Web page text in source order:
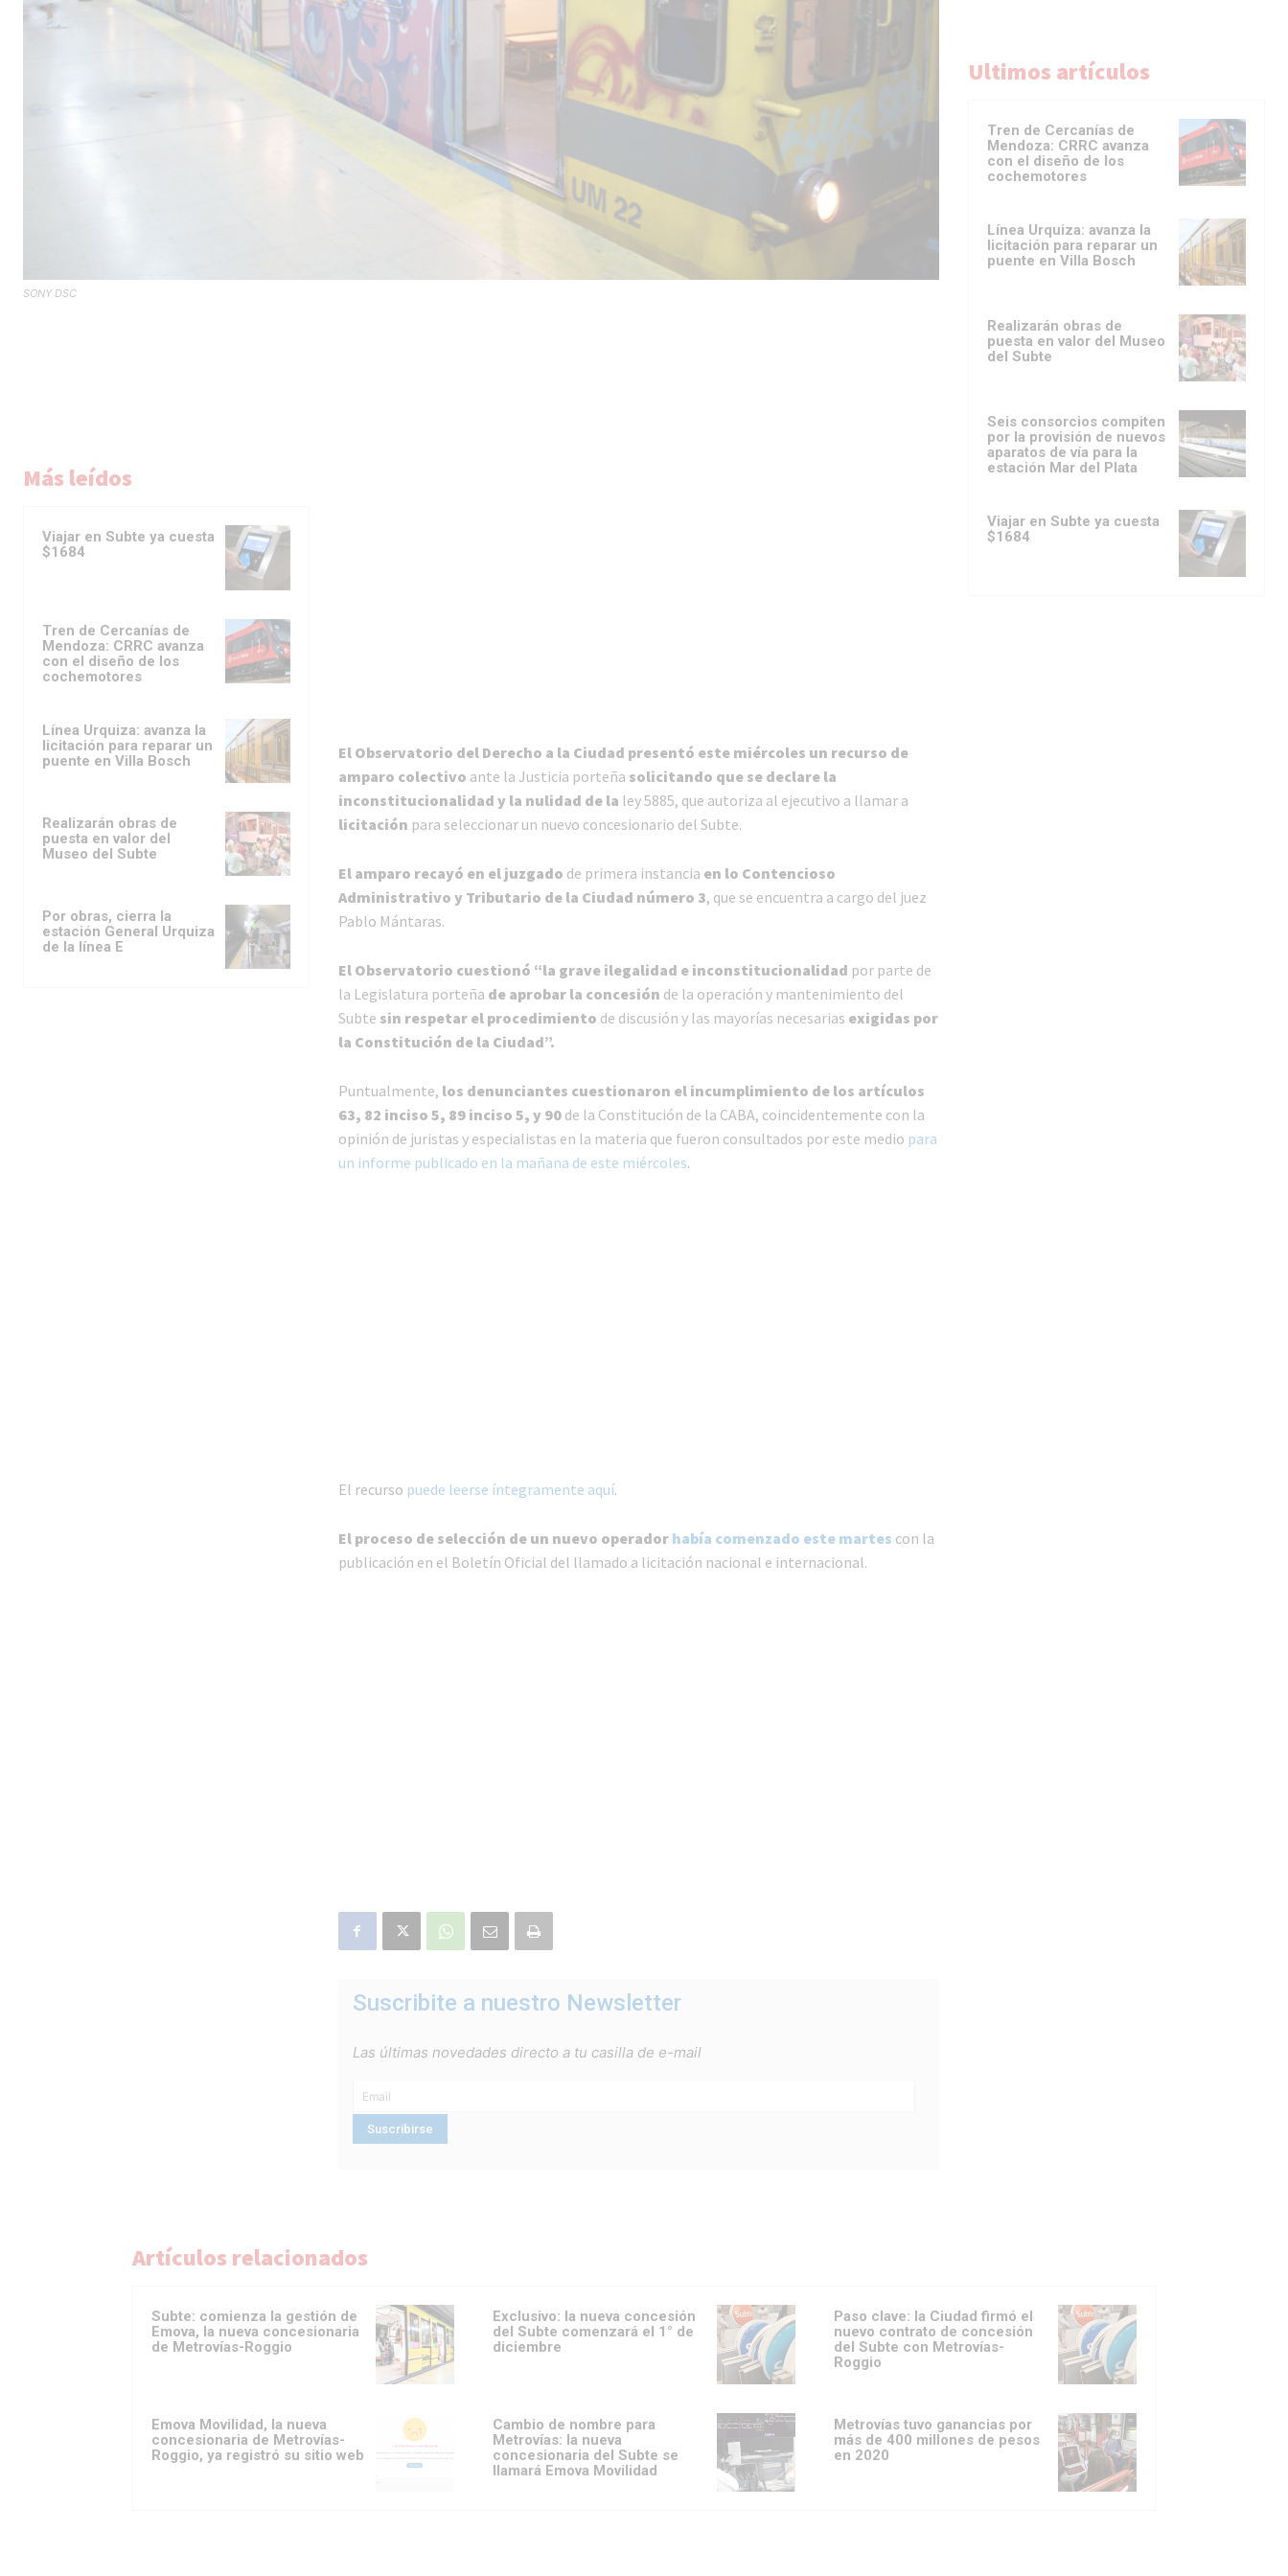
SONY DSC
Más leídos
Viajar en Subte ya cuesta
$1684
Tren de Cercanías de
Mendoza: CRRC avanza
con el diseño de los
cochemotores
Línea Urquiza: avanza la
licitación para reparar un
puente en Villa Bosch
Realizarán obras de
puesta en valor del
Museo del Subte
Por obras, cierra la
estación General Urquiza
de la línea E
El Observatorio del Derecho a la Ciudad presentó este miércoles un recurso de
amparo colectivo ante la Justicia porteña solicitando que se declare la
inconstitucionalidad y la nulidad de la ley 5885, que autoriza al ejecutivo a llamar a
licitación para seleccionar un nuevo concesionario del Subte.
El amparo recayó en el juzgado de primera instancia en lo Contencioso
Administrativo y Tributario de la Ciudad número 3, que se encuentra a cargo del juez
Pablo Mántaras.
El Observatorio cuestionó “la grave ilegalidad e inconstitucionalidad por parte de
la Legislatura porteña de aprobar la concesión de la operación y mantenimiento del
Subte sin respetar el procedimiento de discusión y las mayorías necesarias exigidas por
la Constitución de la Ciudad”.
Puntualmente, los denunciantes cuestionaron el incumplimiento de los artículos
63, 82 inciso 5, 89 inciso 5, y 90de la Constitución de la CABA, coincidentemente con la
opinión de juristas y especialistas en la materia que fueron consultados por este medio para
un informe publicado en la mañana de este miércoles.
El recurso puede leerse íntegramente aquí.
El proceso de selección de un nuevo operador había comenzado este martes con la
publicación en el Boletín Oficial del llamado a licitación nacional e internacional.
Suscribite a nuestro Newsletter
Las últimas novedades directo a tu casilla de e-mail
Ultimos artículos
Tren de Cercanías de
Mendoza: CRRC avanza
con el diseño de los
cochemotores
Línea Urquiza: avanza la
licitación para reparar un
puente en Villa Bosch
Realizarán obras de
puesta en valor del Museo
del Subte
Seis consorcios compiten
por la provisión de nuevos
aparatos de vía para la
estación Mar del Plata
Viajar en Subte ya cuesta
$1684
Artículos relacionados
Subte: comienza la gestión de
Emova, la nueva concesionaria
de Metrovías-Roggio
Exclusivo: la nueva concesión
del Subte comenzará el 1° de
diciembre
Paso clave: la Ciudad firmó el
nuevo contrato de concesión
del Subte con Metrovías-
Roggio
Emova Movilidad, la nueva
concesionaria de Metrovías-
Roggio, ya registró su sitio web
Cambio de nombre para
Metrovías: la nueva
concesionaria del Subte se
llamará Emova Movilidad
Metrovías tuvo ganancias por
más de 400 millones de pesos
en 2020